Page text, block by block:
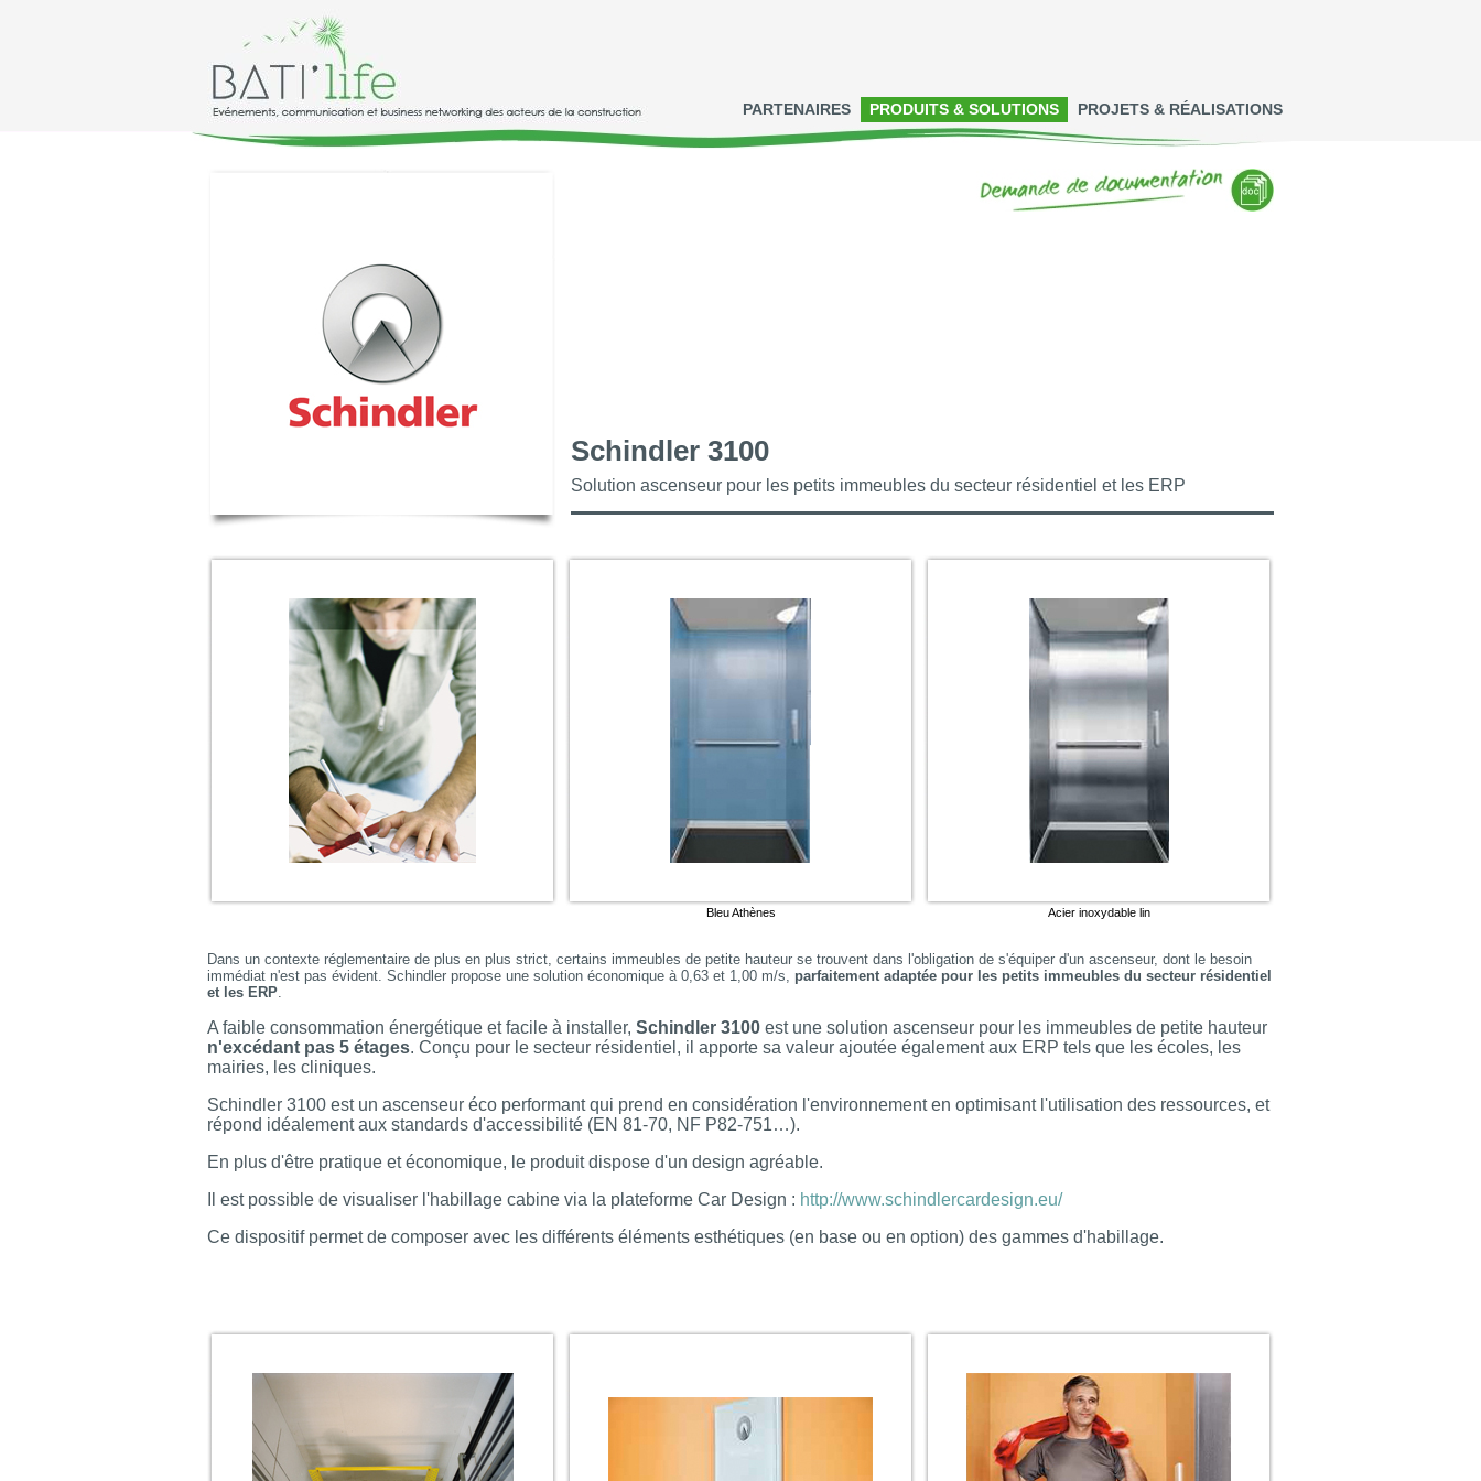
PARTENAIRES PRODUITS & SOLUTIONS PROJETS & RÉALISATIONS
Schindler 3100
Solution ascenseur pour les petits immeubles du secteur résidentiel et les ERP
Bleu Athènes Acier inoxydable lin
Dans un contexte réglementaire de plus en plus strict, certains immeubles de petite hauteur se trouvent dans l'obligation de s'équiper d'un ascenseur, dont le besoin
immédiat n'est pas évident. Schindler propose une solution économique à 0,63 et 1,00 m/s, parfaitement adaptée pour les petits immeubles du secteur résidentiel
et les ERP.
A faible consommation énergétique et facile à installer, Schindler 3100 est une solution ascenseur pour les immeubles de petite hauteur
n'excédant pas 5 étages. Conçu pour le secteur résidentiel, il apporte sa valeur ajoutée également aux ERP tels que les écoles, les
mairies, les cliniques.
Schindler 3100 est un ascenseur éco performant qui prend en considération l'environnement en optimisant l'utilisation des ressources, et
répond idéalement aux standards d'accessibilité (EN 81-70, NF P82-751…).
En plus d'être pratique et économique, le produit dispose d'un design agréable.
Il est possible de visualiser l'habillage cabine via la plateforme Car Design : http://www.schindlercardesign.eu/
Ce dispositif permet de composer avec les différents éléments esthétiques (en base ou en option) des gammes d'habillage.